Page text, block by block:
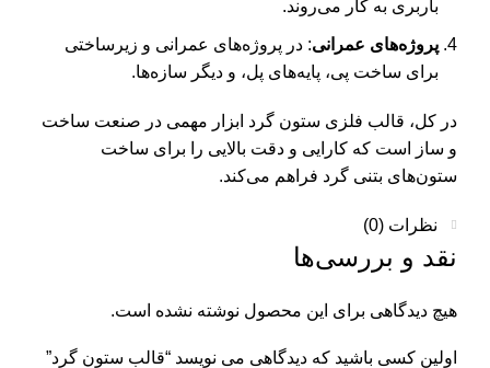
باربری به کار می‌روند.
پروژه‌های عمرانی: در پروژه‌های عمرانی و زیرساختی
برای ساخت پی، پایه‌های پل، و دیگر سازه‌ها.
در کل، قالب فلزی ستون گرد ابزار مهمی در صنعت ساخت
و ساز است که کارایی و دقت بالایی را برای ساخت
ستون‌های بتنی گرد فراهم می‌کند.
نظرات (0)
نقد و بررسی‌ها
هیچ دیدگاهی برای این محصول نوشته نشده است.
اولین کسی باشید که دیدگاهی می نویسد “قالب ستون گرد”